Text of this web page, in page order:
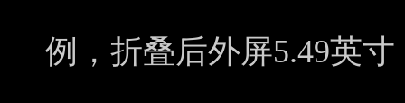
例，折叠后外屏5.49英